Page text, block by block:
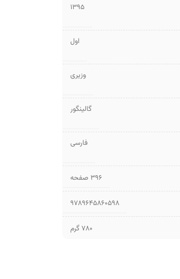
1395
اول
وزیری
گالینگور
فارسی
۳۹۶ صفحه
9789645860598
780 گرم